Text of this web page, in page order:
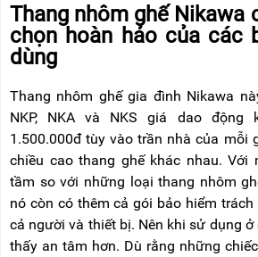
Thang nhôm ghế Nikawa
chọn hoàn hảo của các
dùng
Thang nhôm ghế gia đình Nikawa
NKP, NKA và NKS giá dao động
1.500.000đ tùy vào trần nhà của mỗi
chiều cao thang ghế khác nhau. Với
tầm so với những loại thang nhôm
nó còn có thêm cả gói bảo hiểm
cả người và thiết bị. Nên khi sử dụng
thấy an tâm hơn. Dù rằng những